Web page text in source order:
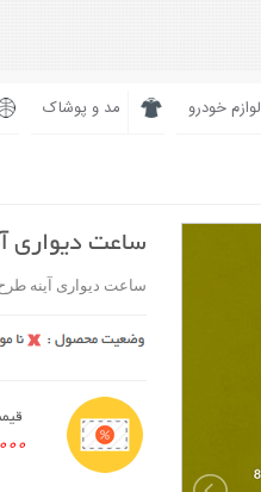
لوازم خودرو مد و پوشاک
ساعت دیواری
ساعت دیواری آینه